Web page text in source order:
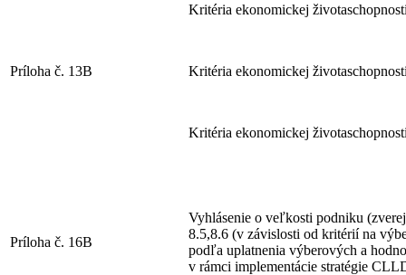
Príloha č. 13B
Kritéria ekonomickej
Kritéria ekonomickej
Kritéria ekonomickej
Príloha č. 16B
Vyhlásenie o veľkosti podniku
8.5,8.6 (v závislosti od kritérií na
podľa uplatnenia výberových a
v rámci implementácie stratégie